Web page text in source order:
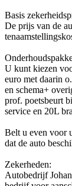
Basis
De prijs van de
U kunt kiezen
euro met daarin
en schema+
prof. poetsbeurt
service en 20L
Belt u even voor
dat de auto
Zekerheden:
Autobedrijf